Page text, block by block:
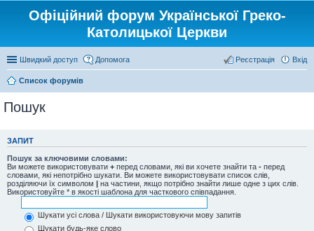
Офіційний форум Української Греко-
Католицької Церкви
Швидкий доступ Допомога Вхід
Реєстрація
Список форумів
Пошук
ЗАПИТ
Пошук за ключовими словами:
Ви можете використовувати + перед словами, які ви хочете знайти та - перед
словами, які непотрібно шукати. Ви можете використовувати список слів,
розділяючи їх символом | на частини, якщо потрібно знайти лише одне з цих слів.
Використовуйте * в якості шаблона для часткового співпадання.
Шукати усі слова / Шукати використовуючи мову запитів
Шукати будь-яке слово